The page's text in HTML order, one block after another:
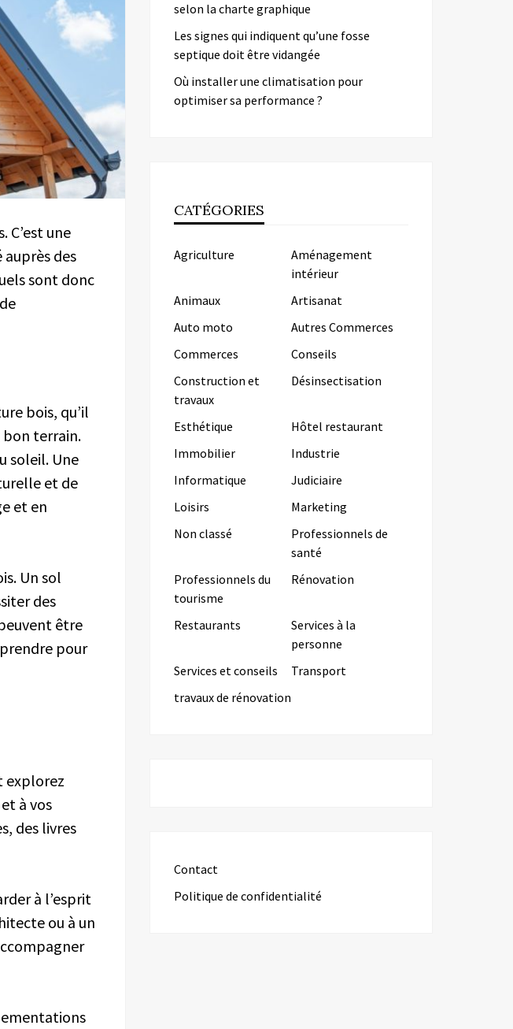
C’est une
des
sont donc
bois, qu’il
bon terrain.
soleil. Une
et de
et en
Un sol
des
être
pour
explorez
à vos
des livres
à l’esprit
ou à un
selon la charte graphique
Les signes qui indiquent qu’une fosse
septique doit être vidangée
Où installer une climatisation pour
optimiser sa performance ?
CATÉGORIES
Agriculture
Aménagement
intérieur
Animaux
Artisanat
Auto moto
Autres Commerces
Commerces
Conseils
Construction et
travaux
Désinsectisation
Esthétique
Hôtel restaurant
Immobilier
Industrie
Informatique
Judiciaire
Loisirs
Marketing
Non classé
Professionnels de
santé
Professionnels du
tourisme
Rénovation
Restaurants
Services à la
personne
Services et conseils
Transport
travaux de rénovation
Contact
Politique de confidentialité